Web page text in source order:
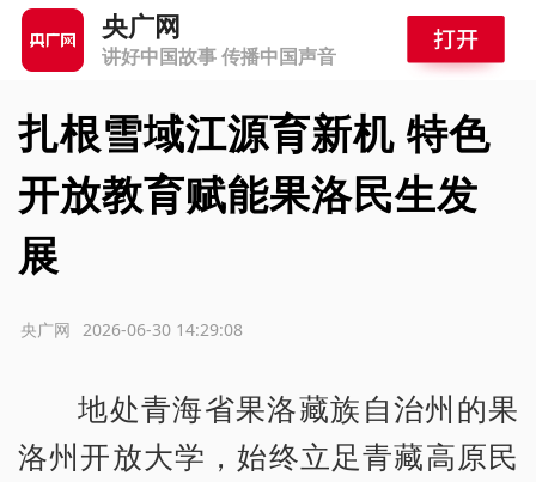
央广网
讲好中国故事 传播中国声音
扎根雪域江源育新机 特色
开放教育赋能果洛民生发
展
2026-06-30 14:29:08
央广网
地处青海省果洛藏族自治州的果
洛州开放大学，始终立足青藏高原民